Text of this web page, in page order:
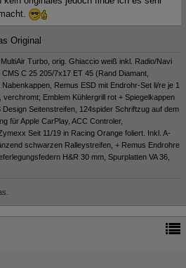
Original
Turbo, orig. Ghiaccio weiß inkl. Radio/Navi
C 25 205/7x17 ET 45 (Rand Diamant,
Remus ESD mit Endrohr-Set li/re je 1
Emblem Kühlergrill rot + Spiegelkappen
Seitenstreifen, 124spider Schriftzug auf dem
für Apple CarPlay, ACC Controler,
Seit 11/19 in Racing Orange foliert. Inkl. A-
schwarzen Ralleystreifen, + Remus Endrohre
H&R 30 mm, Spurplatten VA 36,